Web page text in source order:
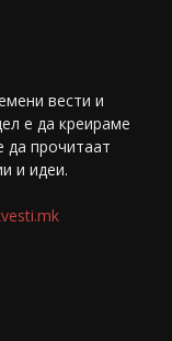
вести и
е да креираме
да прочитаат
и идеи.